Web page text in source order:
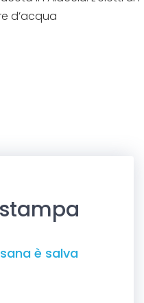
d’acqua
è salva